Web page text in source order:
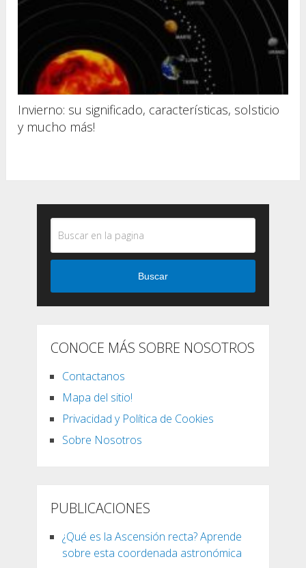
Invierno: su significado, características, solsticio
y mucho más!
Buscar
CONOCE MÁS SOBRE NOSOTROS
Contactanos
Mapa del sitio!
Privacidad y Política de Cookies
Sobre Nosotros
PUBLICACIONES
¿Qué es la Ascensión recta? Aprende
sobre esta coordenada astronómica